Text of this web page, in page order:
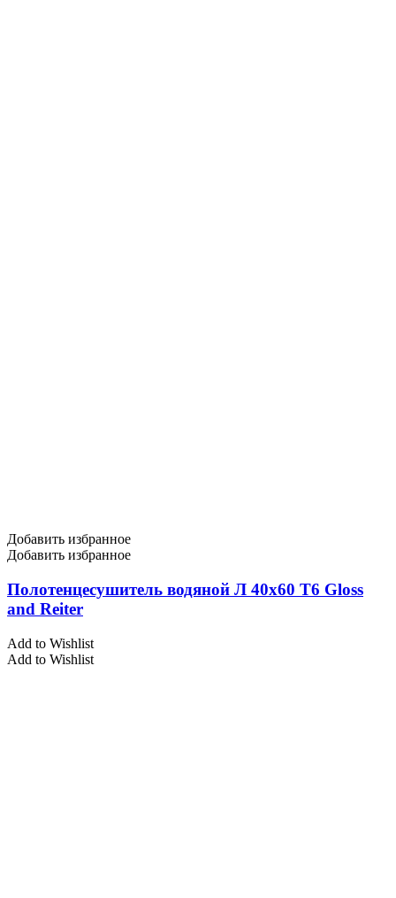
Добавить избранное
Добавить избранное
Полотенцесушитель водяной Л 40х60 Т6 Gloss
and Reiter
Add to Wishlist
Add to Wishlist